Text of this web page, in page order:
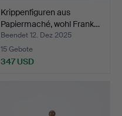
Krippenfiguren aus
Papiermaché, wohl Frank…
Beendet 12. Dez 2025
15 Gebote
347 USD